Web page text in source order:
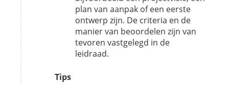
plan van aanpak of een eerste
ontwerp zijn. De criteria en de
manier van beoordelen zijn van
tevoren vastgelegd in de
leidraad.
Tips